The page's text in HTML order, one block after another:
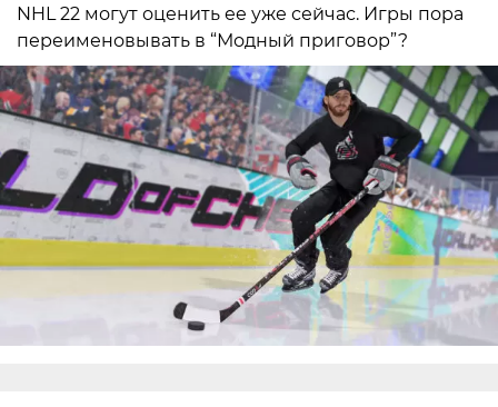
NHL 22 могут оценить ее уже сейчас. Игры пора
переименовывать в “Модный приговор”?